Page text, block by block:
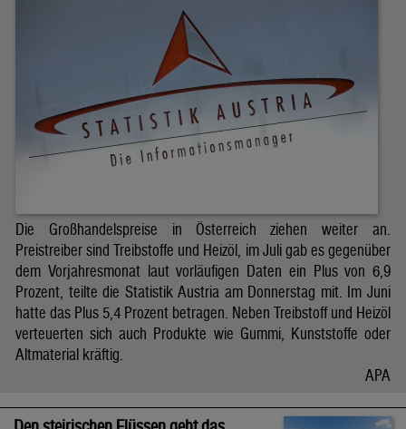
Die Großhandelspreise in Österreich ziehen weiter an.
Preistreiber sind Treibstoffe und Heizöl, im Juli gab es gegenüber
dem Vorjahresmonat laut vorläufigen Daten ein Plus von 6,9
Prozent, teilte die Statistik Austria am Donnerstag mit. Im Juni
hatte das Plus 5,4 Prozent betragen. Neben Treibstoff und Heizöl
verteuerten sich auch Produkte wie Gummi, Kunststoffe oder
Altmaterial kräftig.
APA